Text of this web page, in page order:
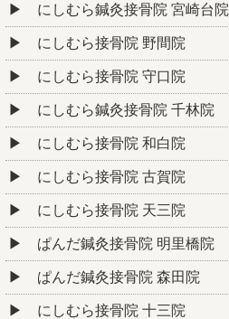
にしむら鍼灸接骨院 宮崎台院
にしむら接骨院 野間院
にしむら接骨院 守口院
にしむら鍼灸接骨院 千林院
にしむら接骨院 和白院
にしむら接骨院 古賀院
にしむら接骨院 天三院
ぱんだ鍼灸接骨院 明里橋院
ぱんだ鍼灸接骨院 森田院
にしむら接骨院 十三院